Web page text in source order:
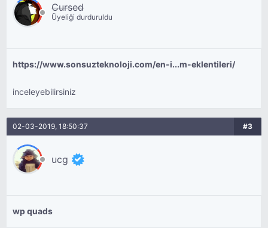
Cursed
Üyeliği durduruldu
https://www.sonsuzteknoloji.com/en-i...m-eklentileri/
inceleyebilirsiniz
02-03-2019, 18:50:37 #3
ucg
wp quads